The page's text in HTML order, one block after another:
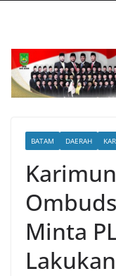
BATAM DAERAH
Minta